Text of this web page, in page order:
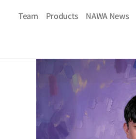
Team Products NAWA News